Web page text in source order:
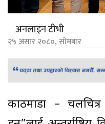
अनलाइन टीभी
२५ असार २०८०, सोमबार
काठमाडौं –